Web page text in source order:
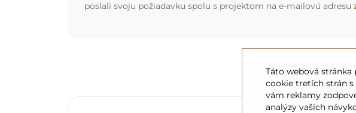
poslali svoju požiadavku spolu s projektom na e-mailovú adresu
Táto webová stránka
cookie tretích strán s
vám reklamy
analýzy vašich